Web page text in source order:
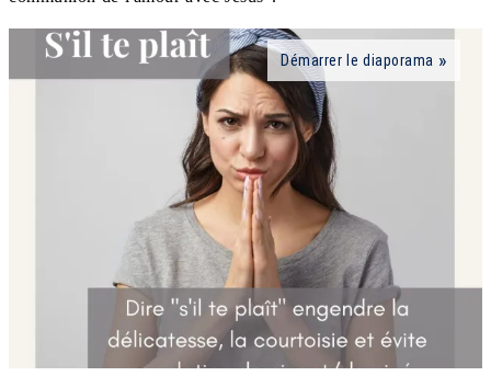
Démarrer le diaporama